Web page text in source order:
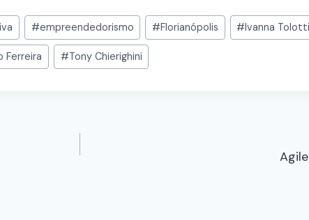
#empreendedorismo #Florianópolis #Ivanna Tolotti
Ferreira #Tony Chierighini